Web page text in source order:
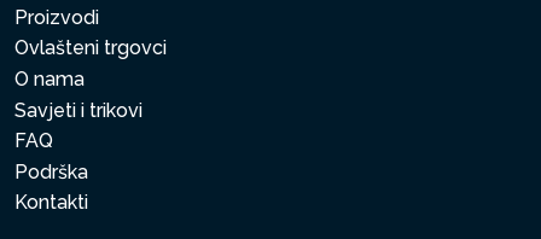
Proizvodi
Ovlašteni trgovci
O nama
Savjeti i trikovi
FAQ
Podrška
Kontakti